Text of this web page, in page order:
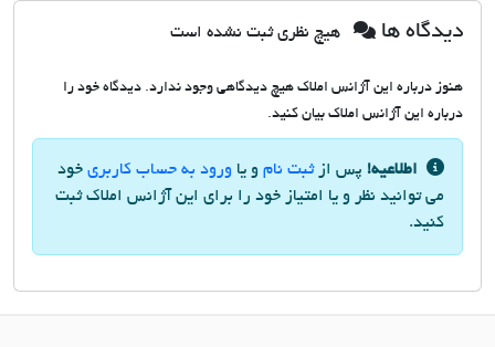
دیدگاه ها هیچ نظری ثبت نشده است
هنوز درباره این آژانس املاک هیچ دیدگاهی وجود ندارد. دیدگاه خود را
درباره این آژانس املاک بیان کنید.
اطلاعیه! پس ازثبت نام و یا ورود به حساب کاربری خود
می توانید نظر و یا امتیاز خود را برای این آژانس املاک ثبت
کنید.